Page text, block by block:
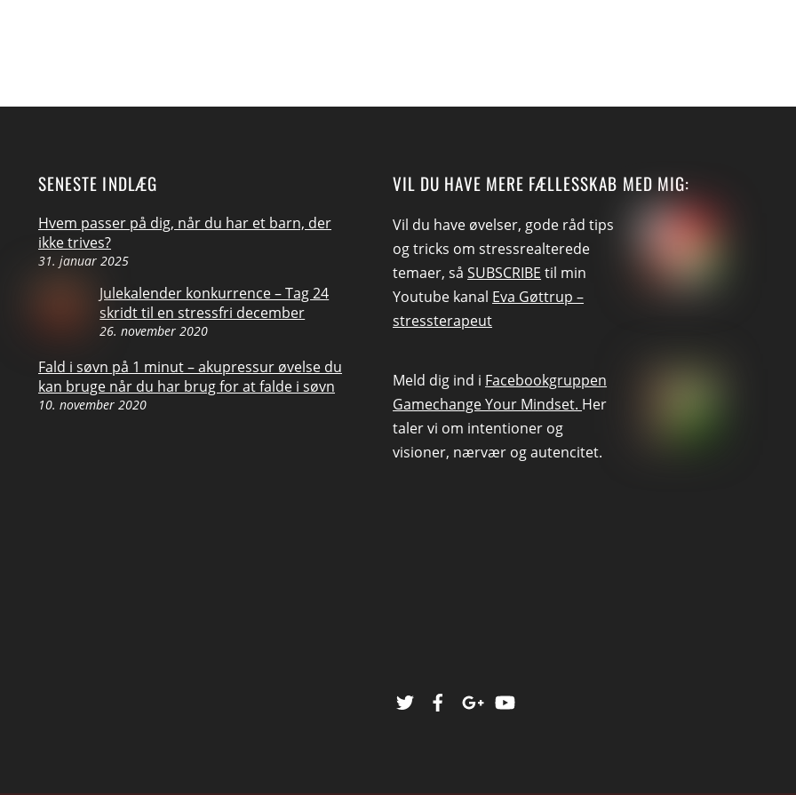
SENESTE INDLÆG
Hvem passer på dig, når du har et barn, der
ikke trives?
31. januar 2025
Julekalender konkurrence – Tag 24
skridt til en stressfri december
26. november 2020
Fald i søvn på 1 minut – akupressur øvelse du
kan bruge når du har brug for at falde i søvn
10. november 2020
VIL DU HAVE MERE FÆLLESSKAB MED MIG:
Vil du have øvelser, gode råd tips
og tricks om stressrealterede
temaer, såSUBSCRIBE til min
Youtube kanal Eva Gøttrup –
stressterapeut
Meld dig ind i Facebookgruppen
Gamechange Your Mindset. Her
taler vi om intentioner og
visioner, nærvær og autencitet.